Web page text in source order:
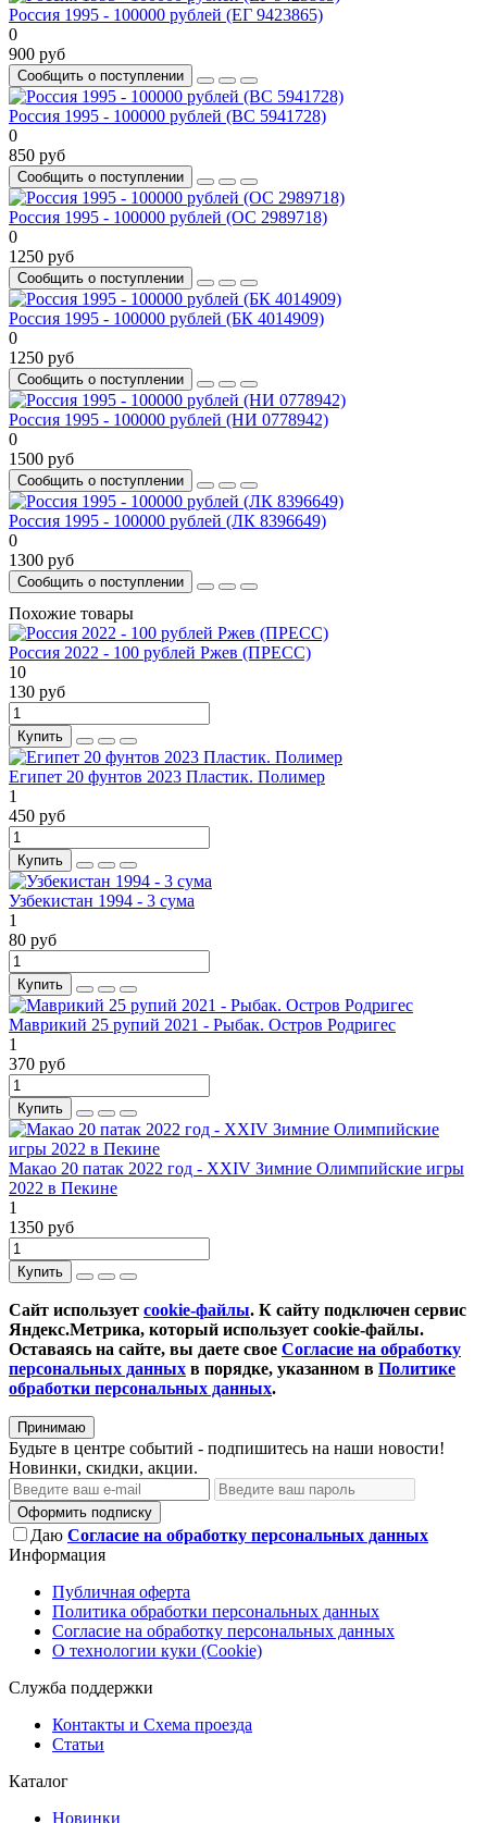
Россия 1995 - 100000 рублей (ЕГ 9423865)
0
900 руб
Сообщить о поступлении
Россия 1995 - 100000 рублей (ВС 5941728)
0
850 руб
Сообщить о поступлении
Россия 1995 - 100000 рублей (ОС 2989718)
0
1250 руб
Сообщить о поступлении
Россия 1995 - 100000 рублей (БК 4014909)
0
1250 руб
Сообщить о поступлении
Россия 1995 - 100000 рублей (НИ 0778942)
0
1500 руб
Сообщить о поступлении
Россия 1995 - 100000 рублей (ЛК 8396649)
0
1300 руб
Сообщить о поступлении
Похожие товары
Россия 2022 - 100 рублей Ржев (ПРЕСС)
10
130 руб
Купить
Египет 20 фунтов 2023 Пластик. Полимер
1
450 руб
Купить
Узбекистан 1994 - 3 сума
1
80 руб
Купить
Маврикий 25 рупий 2021 - Рыбак. Остров Родригес
1
370 руб
Купить
Макао 20 патак 2022 год - XXIV Зимние Олимпийские игры
2022 в Пекине
1
1350 руб
Купить
Сайт использует cookie-файлы. К cайту подключен сервис
Яндекс.Метрика, который использует cookie-файлы.
Оставаясь на сайте, вы даете свое Согласие на обработку
персональных данных в порядке, указанном в Политике
обработки персональных данных.
Принимаю
Будьте в центре событий - подпишитесь на наши новости!
Новинки, скидки, акции.
Оформить подписку
Даю Согласие на обработку персональных данных
Информация
Публичная оферта
Политика обработки персональных данных
Согласие на обработку персональных данных
О технологии куки (Cookie)
Служба поддержки
Контакты и Схема проезда
Статьи
Каталог
Новинки